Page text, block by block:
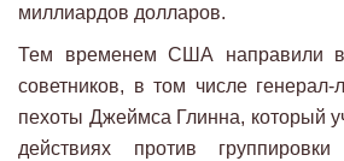
миллиардов долларов.
Тем временем США направили
советников, в том числе генерал-
пехоты Джеймса Глинна, который
действиях против